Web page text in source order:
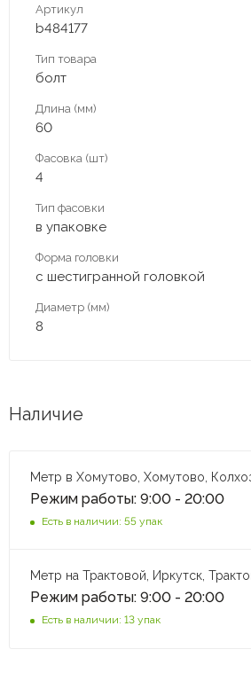
Артикул
b484177
Тип товара
болт
Длина (мм)
60
Фасовка (шт)
4
Тип фасовки
в упаковке
Форма головки
с шестигранной головкой
Диаметр (мм)
8
Наличие
Метр в Хомутово, Хомутово,
Режим работы: 9:00 - 20:00
Есть в наличии: 55 упак
Метр на Трактовой, Иркутск,
Режим работы: 9:00 - 20:00
Есть в наличии: 13 упак